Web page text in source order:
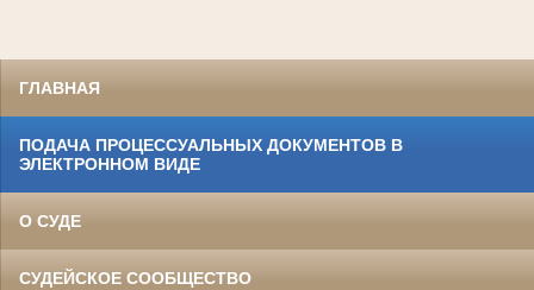
ГЛАВНАЯ
ПОДАЧА ПРОЦЕССУАЛЬНЫХ ДОКУМЕНТОВ В
ЭЛЕКТРОННОМ ВИДЕ
О СУДЕ
СУДЕЙСКОЕ СООБЩЕСТВО